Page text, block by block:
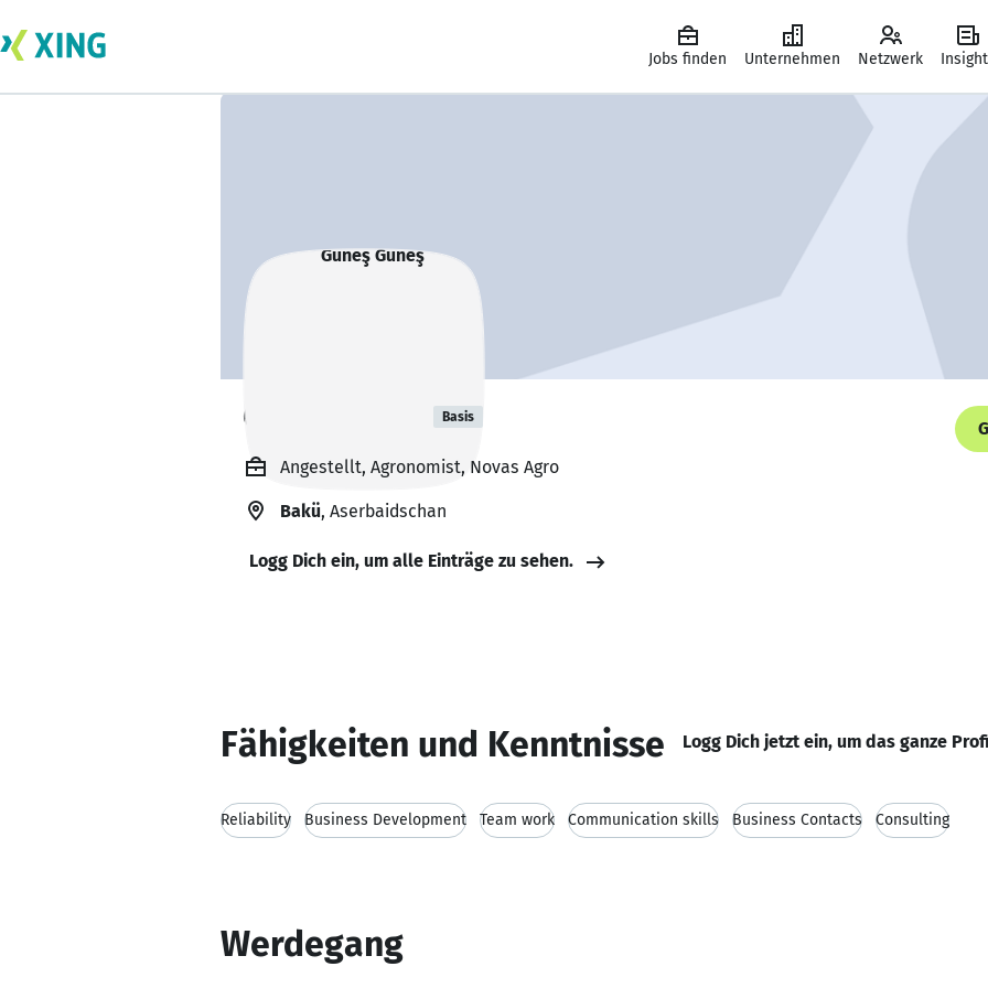
Jobs finden Unternehmen Netzwerk
Güneş Güneş Basis
Angestellt, Agronomist, Novas Agro
Bakü, Aserbaidschan
Logg Dich ein, um alle Einträge zu sehen.
Fähigkeiten und Kenntnisse Logg Dich jetzt ein, um das ganze
Reliability Business Development Team work Communication skills Business Contacts Consulting
Werdegang